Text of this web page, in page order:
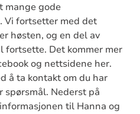
mange gode
Vi fortsetter med det
høsten, og en del av
fortsette. Det kommer mer
og nettsidene her.
å ta kontakt om du har
Nederst på
til Hanna og